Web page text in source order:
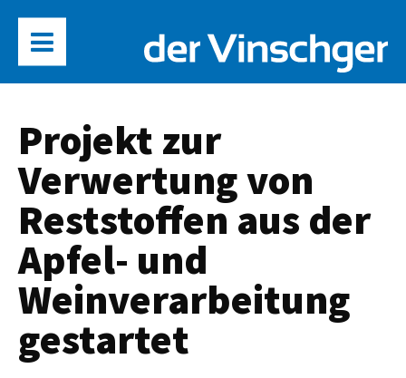
Projekt zur
Verwertung von
Reststoffen aus der
Apfel- und
Weinverarbeitung
gestartet